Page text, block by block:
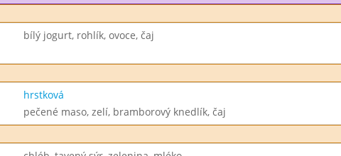
bílý jogurt, rohlík, ovoce, čaj
hrstková
pečené maso, zelí, bramborový knedlík, čaj